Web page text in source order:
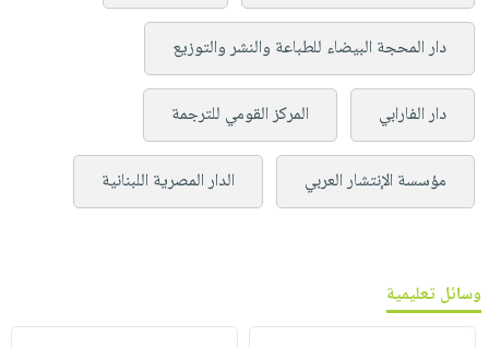
دار المحجة البيضاء للطباعة والنشر والتوزيع
دار الفارابي المركز القومي للترجمة
مؤسسة الإنتشار العربي الدار المصرية اللبنانية
وسائل تعليمية